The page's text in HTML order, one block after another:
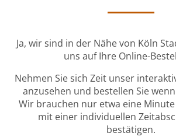
Ja, wir sind in der Nähe von Köln
uns auf Ihre Online-
Nehmen Sie sich Zeit unser
anzusehen und bestellen Sie
Wir brauchen nur etwa eine
mit einer individuellen
bestätigen.